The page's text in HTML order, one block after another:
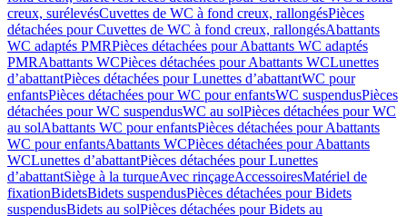
creux, surélevésCuvettes de WC à fond creux, rallongésPièces
détachées pour Cuvettes de WC à fond creux, rallongésAbattants
WC adaptés PMRPièces détachées pour Abattants WC adaptés
PMRAbattants WCPièces détachées pour Abattants WCLunettes
d’abattantPièces détachées pour Lunettes d’abattantWC pour
enfantsPièces détachées pour WC pour enfantsWC suspendusPièces
détachées pour WC suspendusWC au solPièces détachées pour WC
au solAbattants WC pour enfantsPièces détachées pour Abattants
WC pour enfantsAbattants WCPièces détachées pour Abattants
WCLunettes d’abattantPièces détachées pour Lunettes
d’abattantSiège à la turqueAvec rinçageAccessoiresMatériel de
fixationBidetsBidets suspendusPièces détachées pour Bidets
suspendusBidets au solPièces détachées pour Bidets au